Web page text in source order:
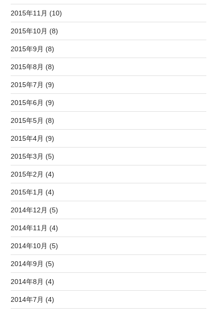
2015年11月 (10)
2015年10月 (8)
2015年9月 (8)
2015年8月 (8)
2015年7月 (9)
2015年6月 (9)
2015年5月 (8)
2015年4月 (9)
2015年3月 (5)
2015年2月 (4)
2015年1月 (4)
2014年12月 (5)
2014年11月 (4)
2014年10月 (5)
2014年9月 (5)
2014年8月 (4)
2014年7月 (4)